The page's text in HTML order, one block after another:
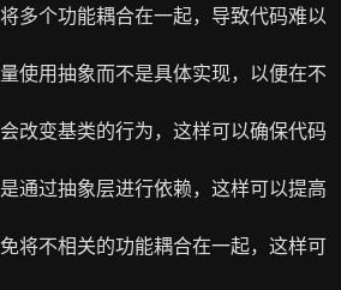
多个功能耦合在一起，导致代码难以
使用抽象而不是具体实现，以便在不
改变基类的行为，这样可以确保代码
通过抽象层进行依赖，这样可以提高
将不相关的功能耦合在一起，这样可